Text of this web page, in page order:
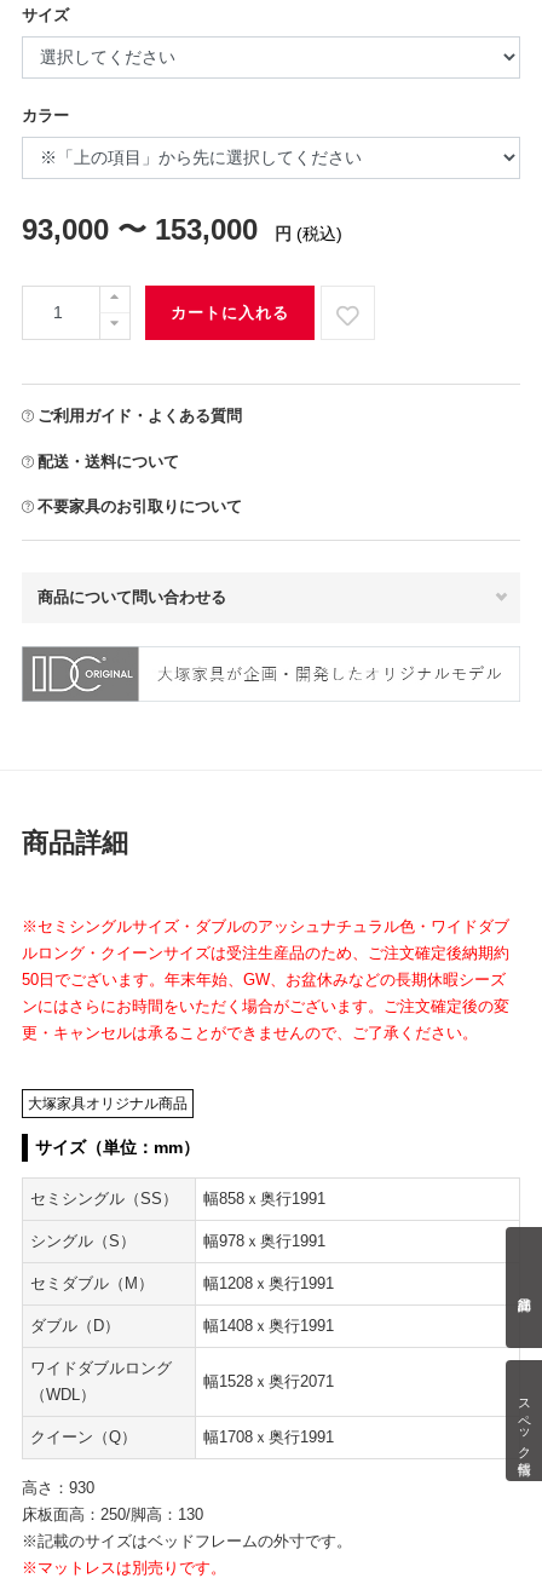
スペック情報
サイズ
カラー
93,000 〜 153,000 円 (税込)
カートに入れる
ご利用ガイド・よくある質問
配送・送料について
不要家具のお引取りについて
商品について問い合わせる
商品詳細
※セミシングルサイズ・ダブルのアッシュナチュラル色・ワイドダブ
ルロング・クイーンサイズは受注生産品のため、ご注文確定後納期約
50日でございます。年末年始、GW、お盆休みなどの長期休暇シーズ
ンにはさらにお時間をいただく場合がございます。ご注文確定後の変
更・キャンセルは承ることができませんので、ご了承ください。
大塚家具オリジナル商品
サイズ（単位：mm）
セミシングル（SS） 幅858ｘ奥行1991
シングル（S） 幅978ｘ奥行1991
セミダブル（M） 幅1208ｘ奥行1991
ダブル（D） 幅1408ｘ奥行1991
ワイドダブルロング
（WDL）
幅1528ｘ奥行2071
クイーン（Q） 幅1708ｘ奥行1991
高さ：930
床板面高：250/脚高：130
※記載のサイズはベッドフレームの外寸です。
※マットレスは別売りです。